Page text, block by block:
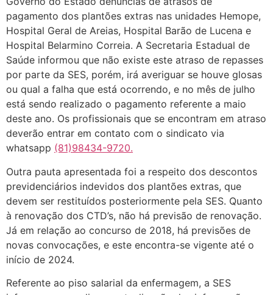
pagamento dos plantões extras nas unidades Hemope,
Hospital Geral de Areias, Hospital Barão de Lucena e
Hospital Belarmino Correia. A Secretaria Estadual de
Saúde informou que não existe este atraso de repasses
por parte da SES, porém, irá averiguar se houve glosas
ou qual a falha que está ocorrendo, e no mês de julho
está sendo realizado o pagamento referente a maio
deste ano. Os profissionais que se encontram em atraso
deverão entrar em contato com o sindicato via
whatsapp (81)98434-9720.
Outra pauta apresentada foi a respeito dos descontos
previdenciários indevidos dos plantões extras, que
devem ser restituídos posteriormente pela SES. Quanto
à renovação dos CTD’s, não há previsão de renovação.
Já em relação ao concurso de 2018, há previsões de
novas convocações, e este encontra-se vigente até o
início de 2024.
Referente ao piso salarial da enfermagem, a SES